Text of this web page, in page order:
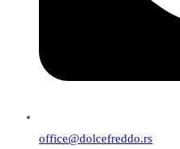
office@dolcefreddo.rs